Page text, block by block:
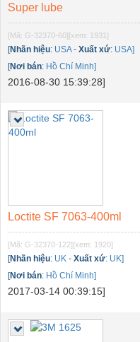
Super lube
[Mã: G-32370-60][xem: 1931]
[Nhãn hiệu: USA- Xuất xứ: USA]
[Nơi bán: Hồ Chí Minh]
2016-08-30 15:39:28]
Loctite SF 7063-400ml
[Mã: G-32370-122][xem: 1920]
[Nhãn hiệu: UK - Xuất xứ: UK]
[Nơi bán: Hồ Chí Minh]
2017-03-14 00:39:15]